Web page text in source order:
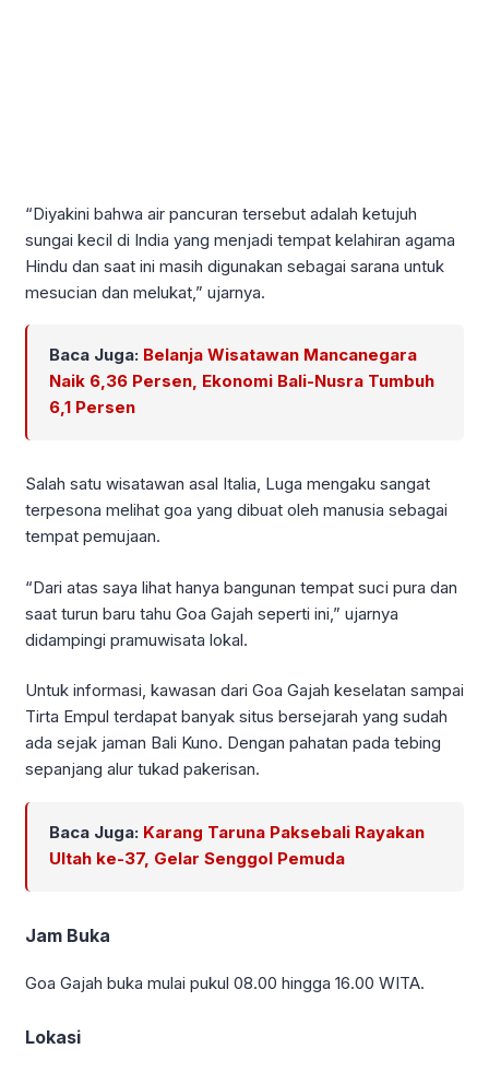
“Diyakini bahwa air pancuran tersebut adalah ketujuh
sungai kecil di India yang menjadi tempat kelahiran agama
Hindu dan saat ini masih digunakan sebagai sarana untuk
mesucian dan melukat,” ujarnya.
Baca Juga: Belanja Wisatawan Mancanegara
Naik 6,36 Persen, Ekonomi Bali-Nusra Tumbuh
6,1 Persen
Salah satu wisatawan asal Italia, Luga mengaku sangat
terpesona melihat goa yang dibuat oleh manusia sebagai
tempat pemujaan.
“Dari atas saya lihat hanya bangunan tempat suci pura dan
saat turun baru tahu Goa Gajah seperti ini,” ujarnya
didampingi pramuwisata lokal.
Untuk informasi, kawasan dari Goa Gajah keselatan sampai
Tirta Empul terdapat banyak situs bersejarah yang sudah
ada sejak jaman Bali Kuno. Dengan pahatan pada tebing
sepanjang alur tukad pakerisan.
Baca Juga: Karang Taruna Paksebali Rayakan
Ultah ke-37, Gelar Senggol Pemuda
Jam Buka
Goa Gajah buka mulai pukul 08.00 hingga 16.00 WITA.
Lokasi